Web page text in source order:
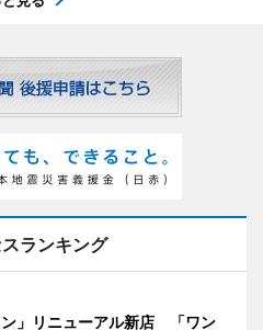
ランキング
」リニューアル新店 「ワン